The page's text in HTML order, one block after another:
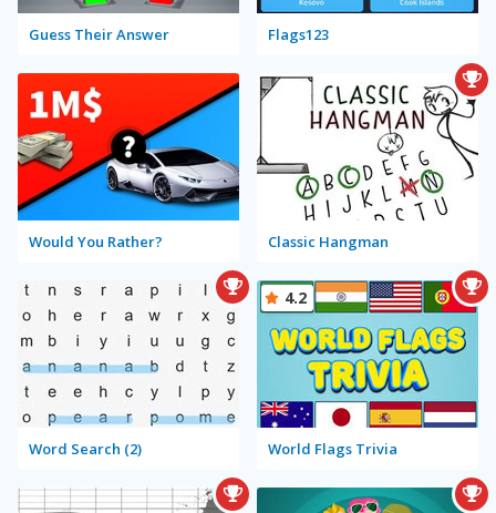
Guess Their Answer Flags123
Would You Rather? Classic Hangman
Word Search (2) World Flags Trivia
4.2